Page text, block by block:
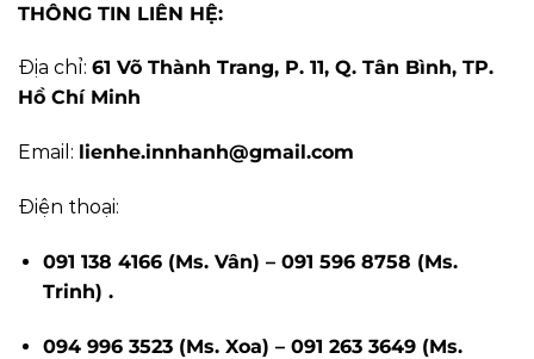
THÔNG TIN LIÊN HỆ:
Địa chỉ: 61 Võ Thành Trang, P. 11, Q. Tân Bình, TP.
Hồ Chí Minh
Email: lienhe.innhanh@gmail.com
Điện thoại:
091 138 4166 (Ms. Vân) – 091 596 8758 (Ms.
Trinh) .
094 996 3523 (Ms. Xoa) – 091 263 3649 (Ms.